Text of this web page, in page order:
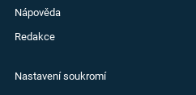
Nápověda
Redakce
Nastavení soukromí